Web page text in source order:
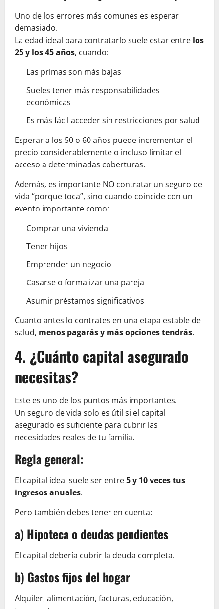
Uno de los errores más comunes es esperar
demasiado.
La edad ideal para contratarlo suele estar entre los
25 y los 45 años, cuando:
Las primas son más bajas
Sueles tener más responsabilidades
económicas
Es más fácil acceder sin restricciones por salud
Esperar a los 50 o 60 años puede incrementar el
precio considerablemente o incluso limitar el
acceso a determinadas coberturas.
Además, es importante NO contratar un seguro de
vida “porque toca”, sino cuando coincide con un
evento importante como:
Comprar una vivienda
Tener hijos
Emprender un negocio
Casarse o formalizar una pareja
Asumir préstamos significativos
Cuanto antes lo contrates en una etapa estable de
salud, menos pagarás y más opciones tendrás.
4. ¿Cuánto capital asegurado
necesitas?
Este es uno de los puntos más importantes.
Un seguro de vida solo es útil si el capital
asegurado es suficiente para cubrir las
necesidades reales de tu familia.
Regla general:
El capital ideal suele ser entre5 y 10 veces tus
ingresos anuales.
Pero también debes tener en cuenta:
a) Hipoteca o deudas pendientes
El capital debería cubrir la deuda completa.
b) Gastos fijos del hogar
Alquiler, alimentación, facturas, educación,